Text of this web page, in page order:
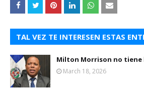
TAL VEZ TE INTERESEN ESTAS
Milton Morrison no tiene
March 18, 2026